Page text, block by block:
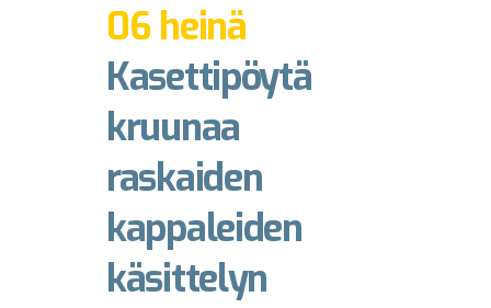
06 heinä
Kasettipöytä
kruunaa
raskaiden
kappaleiden
käsittelyn